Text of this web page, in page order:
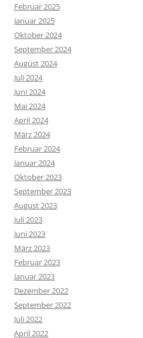
Februar 2025
Januar 2025
Oktober 2024
September 2024
August 2024
Juli 2024
Juni 2024
Mai 2024
April 2024
März 2024
Februar 2024
Januar 2024
Oktober 2023
September 2023
August 2023
Juli 2023
Juni 2023
März 2023
Februar 2023
Januar 2023
Dezember 2022
September 2022
Juli 2022
April 2022